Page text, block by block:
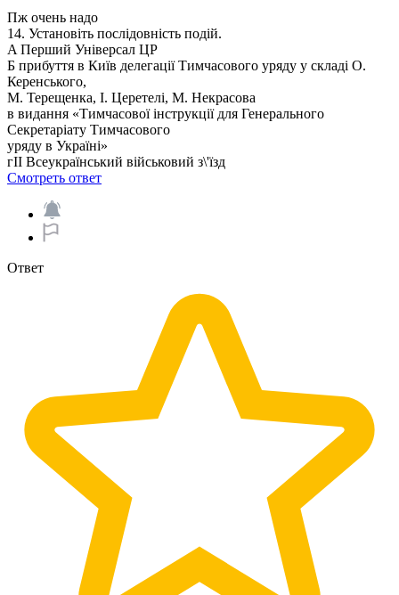
Пж очень надо
14. Установіть послідовність подій.
A Перший Універсал ЦР
Б прибуття в Київ делегації Тимчасового уряду у складі О.
Керенського,
М. Терещенка, І. Церетелі, М. Некрасова
в видання «Тимчасової інструкції для Генерального
Секретаріату Тимчасового
уряду в Україні»
гII Всеукраїнський військовий з\'їзд
Смотреть ответ
Ответ